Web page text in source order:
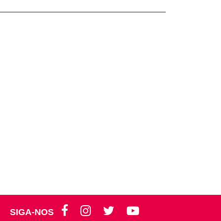
SIGA-NOS